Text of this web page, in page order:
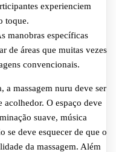
experienciem
toque.
manobras específicas
de áreas que muitas vezes
convencionais.
a massagem nuru deve ser
O espaço deve
suave, música
se deve esquecer de que o
da massagem. Além